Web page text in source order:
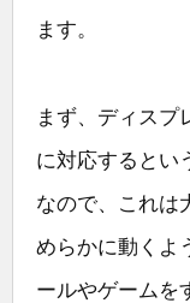
ます。
まず、ディスプ
に対応するとい
なので、これは
めらかに動くよ
ールやゲームを